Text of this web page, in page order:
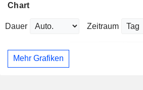
Chart
Dauer Zeitraum
Mehr Grafiken